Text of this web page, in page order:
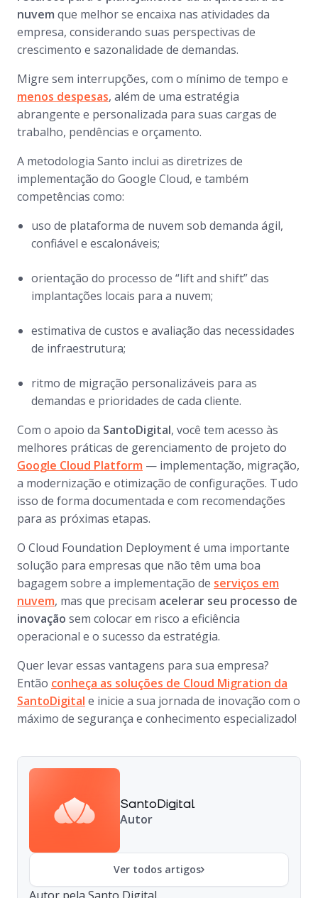
nuvem que melhor se encaixa nas atividades da
empresa, considerando suas perspectivas de
crescimento e sazonalidade de demandas.
Migre sem interrupções, com o mínimo de tempo e
menos despesas, além de uma estratégia
abrangente e personalizada para suas cargas de
trabalho, pendências e orçamento.
A metodologia Santo inclui as diretrizes de
implementação do Google Cloud, e também
competências como:
uso de plataforma de nuvem sob demanda ágil,
confiável e escalonáveis;
orientação do processo de “lift and shift” das
implantações locais para a nuvem;
estimativa de custos e avaliação das necessidades
de infraestrutura;
ritmo de migração personalizáveis para as
demandas e prioridades de cada cliente.
Com o apoio da SantoDigital, você tem acesso às
melhores práticas de gerenciamento de projeto do
Google Cloud Platform — implementação, migração,
a modernização e otimização de configurações. Tudo
isso de forma documentada e com recomendações
para as próximas etapas.
O Cloud Foundation Deployment é uma importante
solução para empresas que não têm uma boa
bagagem sobre a implementação de serviços em
nuvem, mas que precisam acelerar seu processo de
inovação sem colocar em risco a eficiência
operacional e o sucesso da estratégia.
Quer levar essas vantagens para sua empresa?
Então conheça as soluções de Cloud Migration da
SantoDigital e inicie a sua jornada de inovação com o
máximo de segurança e conhecimento especializado!
SantoDigital
Autor
Ver todos artigos